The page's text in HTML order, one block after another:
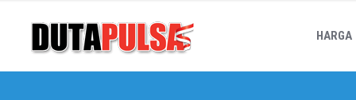
HARGA